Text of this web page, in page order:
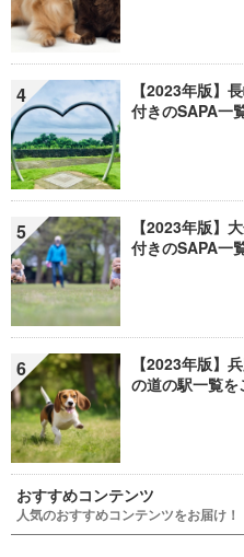
4
【2023年版】
付きのSAPA一
5
【2023年版】
付きのSAPA一
6
【2023年版】
の道の駅一覧を
おすすめコンテンツ
人気のおすすめコンテンツをお届け！